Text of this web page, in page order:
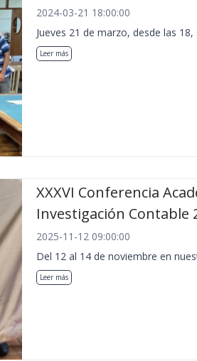
2024-03-21 18:00:00
Jueves 21 de marzo, desde las
Leer más
XXXVI Conferencia
Investigación Contable
2025-11-12 09:00:00
Del 12 al 14 de noviembre en
Leer más